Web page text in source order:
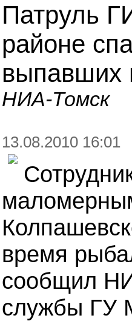
Патруль
районе
выпавших
НИА-Томск
13.08.2010 16:01
время
сообщил
службы ГУ